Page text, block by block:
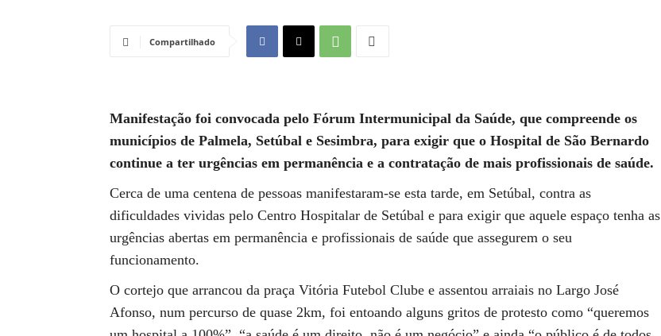
Compartilhado
Manifestação foi convocada pelo Fórum Intermunicipal da Saúde, que compreende os
municípios de Palmela, Setúbal e Sesimbra, para exigir que o Hospital de São Bernardo
continue a ter urgências em permanência e a contratação de mais profissionais de saúde.
Cerca de uma centena de pessoas manifestaram-se esta tarde, em Setúbal, contra as
dificuldades vividas pelo Centro Hospitalar de Setúbal e para exigir que aquele espaço tenha as
urgências abertas em permanência e profissionais de saúde que assegurem o seu
funcionamento.
O cortejo que arrancou da praça Vitória Futebol Clube e assentou arraiais no Largo José
Afonso, num percurso de quase 2km, foi entoando alguns gritos de protesto como “queremos